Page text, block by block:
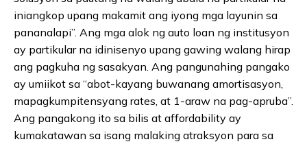
iniangkop upang makamit ang iyong mga layunin sa
pananalapi”. Ang mga alok ng auto loan ng institusyon
ay partikular na idinisenyo upang gawing walang hirap
ang pagkuha ng sasakyan. Ang pangunahing pangako
ay umiikot sa “abot-kayang buwanang amortisasyon,
mapagkumpitensyang rates, at 1-araw na pag-apruba”.
Ang pangakong ito sa bilis at affordability ay
kumakatawan sa isang malaking atraksyon para sa